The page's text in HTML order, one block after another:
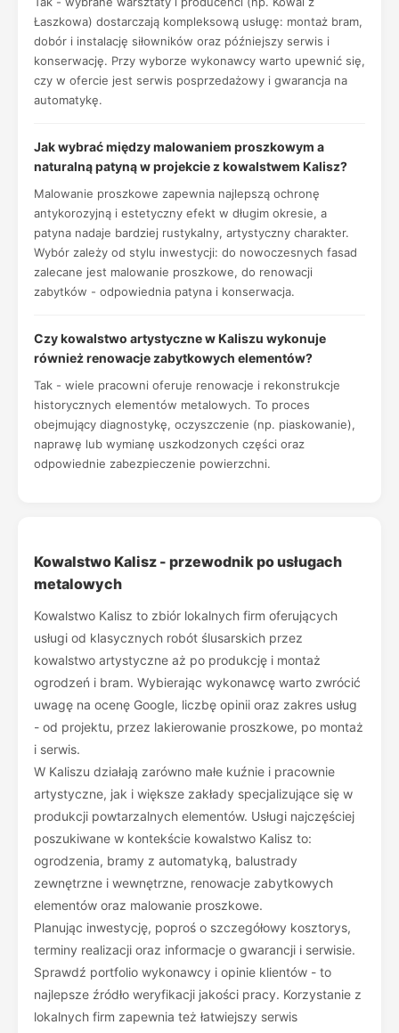
Łaszkowa) dostarczają kompleksową usługę: montaż bram,
dobór i instalację siłowników oraz późniejszy serwis i
konserwację. Przy wyborze wykonawcy warto upewnić się,
czy w ofercie jest serwis posprzedażowy i gwarancja na
automatykę.
Jak wybrać między malowaniem proszkowym a
naturalną patyną w projekcie z kowalstwem Kalisz?
Malowanie proszkowe zapewnia najlepszą ochronę
antykorozyjną i estetyczny efekt w długim okresie, a
patyna nadaje bardziej rustykalny, artystyczny charakter.
Wybór zależy od stylu inwestycji: do nowoczesnych fasad
zalecane jest malowanie proszkowe, do renowacji
zabytków - odpowiednia patyna i konserwacja.
Czy kowalstwo artystyczne w Kaliszu wykonuje
również renowacje zabytkowych elementów?
Tak - wiele pracowni oferuje renowacje i rekonstrukcje
historycznych elementów metalowych. To proces
obejmujący diagnostykę, oczyszczenie (np. piaskowanie),
naprawę lub wymianę uszkodzonych części oraz
odpowiednie zabezpieczenie powierzchni.
Kowalstwo Kalisz - przewodnik po usługach
metalowych
Kowalstwo Kalisz to zbiór lokalnych firm oferujących
usługi od klasycznych robót ślusarskich przez
kowalstwo artystyczne aż po produkcję i montaż
ogrodzeń i bram. Wybierając wykonawcę warto zwrócić
uwagę na ocenę Google, liczbę opinii oraz zakres usług
- od projektu, przez lakierowanie proszkowe, po montaż
i serwis.
W Kaliszu działają zarówno małe kuźnie i pracownie
artystyczne, jak i większe zakłady specjalizujące się w
produkcji powtarzalnych elementów. Usługi najczęściej
poszukiwane w kontekście kowalstwo Kalisz to:
ogrodzenia, bramy z automatyką, balustrady
zewnętrzne i wewnętrzne, renowacje zabytkowych
elementów oraz malowanie proszkowe.
Planując inwestycję, poproś o szczegółowy kosztorys,
terminy realizacji oraz informacje o gwarancji i serwisie.
Sprawdź portfolio wykonawcy i opinie klientów - to
najlepsze źródło weryfikacji jakości pracy. Korzystanie z
lokalnych firm zapewnia też łatwiejszy serwis